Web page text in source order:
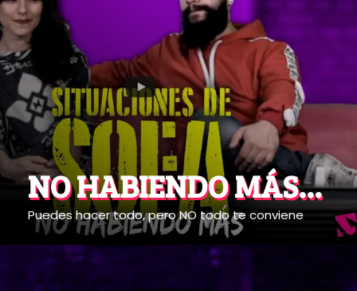
NO HABIENDO MÁS...
Puedes hacer todo, pero NO todo te conviene